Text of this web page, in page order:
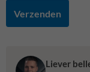
Verzenden
Liever